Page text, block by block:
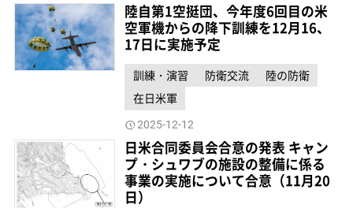
陸自第1空挺団、今年度6回目の米
空軍機からの降下訓練を12月16、
17日に実施予定
訓練・演習 防衛交流
陸の防衛
在日米軍
2025-12-12
日米合同委員会合意の発表 キャン
プ・シュワブの施設の整備に係る
事業の実施について合意（11月20
日）